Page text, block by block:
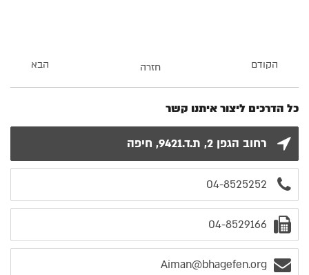
הקודם חזרה הבא
כל הדרכים ליצור איתנו קשר
רחוב הגפן 2, ת.ד.9421, חיפה
04-8525252
04-8529166
Aiman@bhagefen.org